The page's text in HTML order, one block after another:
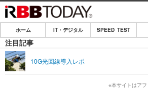
ホーム
IT・デジタル
ホーム IT・デジタル SPEED TEST
注目記事
10G光回線導入レポ